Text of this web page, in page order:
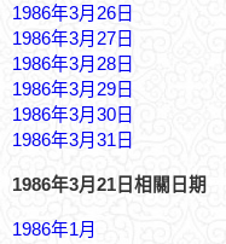
1986年3月26日
1986年3月27日
1986年3月28日
1986年3月29日
1986年3月30日
1986年3月31日
1986年3月21日相關日期
1986年1月